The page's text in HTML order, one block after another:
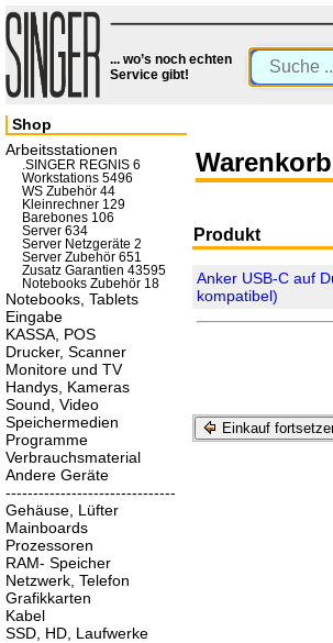
... wo’s noch echten
Service gibt!
Warenkorb
Produkt
Anker USB-C auf
kompatibel)
Einkauf
Shop
Arbeitsstationen
.SINGER REGNIS 6
Workstations 5496
WS Zubehör 44
Kleinrechner 129
Barebones 106
Server 634
Server Netzgeräte 2
Server Zubehör 651
Zusatz Garantien 43595
Notebooks Zubehör 18
Notebooks, Tablets
Eingabe
KASSA, POS
Drucker, Scanner
Monitore und TV
Handys, Kameras
Sound, Video
Speichermedien
Programme
Verbrauchsmaterial
Andere Geräte
-------------------------------
Gehäuse, Lüfter
Mainboards
Prozessoren
RAM- Speicher
Netzwerk, Telefon
Grafikkarten
Kabel
SSD, HD, Laufwerke